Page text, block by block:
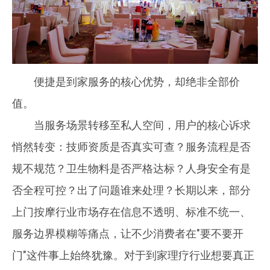
便捷是到家服务的核心优势，却绝非全部价
值。
当服务场景转移至私人空间，用户的核心诉求
悄然转变：技师资质是否真实可查？服务流程是否
规不规范？卫生物料是否严格达标？人身安全有是
否全程可控？出了问题谁来处理？长期以来，部分
上门按摩行业市场存在信息不透明、标准不统一、
服务边界模糊等痛点，让不少消费者在"要不要开
门"这件事上始终犹豫。对于到家理疗行业想要真正